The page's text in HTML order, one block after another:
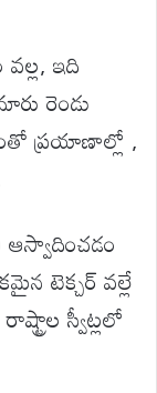
ఇది
రెండు
ప్రయాణాల్లో ,
ఆస్వాదించడం
టెక్చర్ వల్లే
స్వీట్లలో